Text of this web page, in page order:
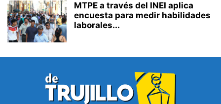
MTPE a través del INEI aplica
encuesta para medir habilidades
laborales...